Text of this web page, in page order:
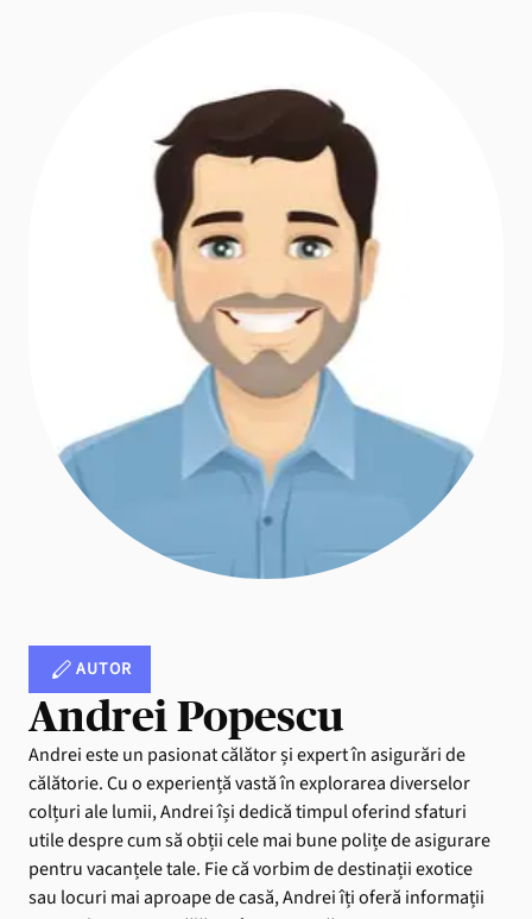
AUTOR
Andrei Popescu
Andrei este un pasionat călător și expert în asigurări de
călătorie. Cu o experiență vastă în explorarea diverselor
colțuri ale lumii, Andrei își dedică timpul oferind sfaturi
utile despre cum să obții cele mai bune polițe de asigurare
pentru vacanțele tale. Fie că vorbim de destinații exotice
sau locuri mai aproape de casă, Andrei îți oferă informații